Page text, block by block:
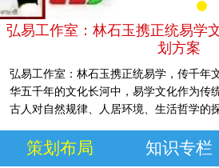
弘易工作室：林石玉携正统易学
划方案
弘易工作室：林石玉携正统易学，传千年
华五千年的文化长河中，易学文化作为传
古人对自然规律、人居环境、生活哲学的
策划布局 知识专栏